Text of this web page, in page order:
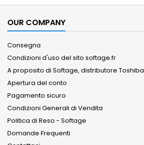
OUR COMPANY
Consegna
Condizioni d'uso del sito softage.fr
A proposito di Softage, distributore Toshiba
Apertura del conto
Pagamento sicuro
Condizioni Generali di Vendita
Politica di Reso - Softage
Domande Frequenti